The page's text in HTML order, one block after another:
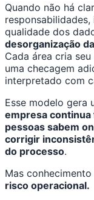
Quando não há
qualidade dos
desorganização
Cada área cria
uma checagem
interpretado com
Esse modelo gera
empresa
pessoas sabem
corrigir
do processo.
Mas
risco operacional.